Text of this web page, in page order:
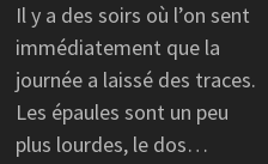
Il y a des soirs où l’on sent
immédiatement que la
journée a laissé des traces.
Les épaules sont un peu
plus lourdes, le dos…